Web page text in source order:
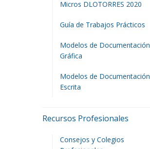
Micros DLOTORRES 2020
Guía de Trabajos Prácticos
Modelos de Documentación
Gráfica
Modelos de Documentación
Escrita
Recursos Profesionales
Consejos y Colegios